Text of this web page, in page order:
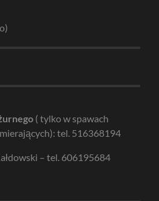
( tylko w spawach
tel. 516368194
– tel. 606195684